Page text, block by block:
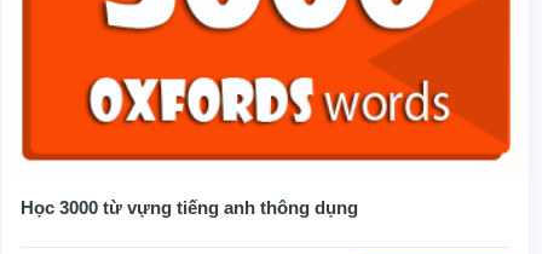
Học 3000 từ vựng tiếng anh thông dụng